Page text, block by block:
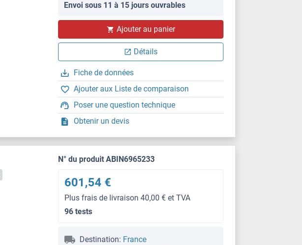
Envoi sous 11 à 15 jours ouvrables
Ajouter au panier
Détails
Fiche de données
Ajouter aux Liste de comparaison
Poser une question technique
Obtenir un devis
N° du produit ABIN6965233
601,54 €
Plus frais de livraison 40,00 € et TVA
96 tests
Destination: France